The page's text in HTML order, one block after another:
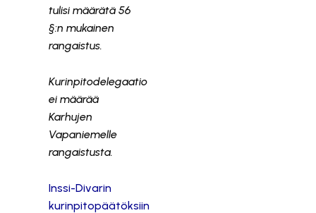
tulisi määrätä 56
§:n mukainen
rangaistus.
Kurinpitodelegaatio
ei määrää
Karhujen
Vapaniemelle
rangaistusta.
Inssi-Divarin
kurinpitopäätöksiin